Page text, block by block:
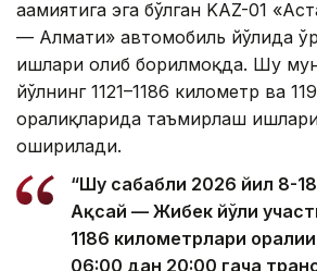
аҳамиятига эга бўлган KAZ-01
— Алмати» автомобиль йўлида
ишлари олиб борилмоқда. Шу
йўлнинг 1121–1186 километр ва
оралиқларида таъмирлаш
оширилади.
“Шу сабабли 2026 йил 8-
Ақсай — Жибек йўли
1186 километрлари
06:00 дан 20:00 гача